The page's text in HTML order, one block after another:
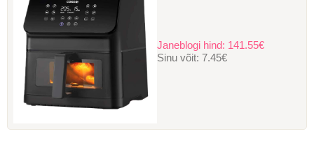
Janeblogi hind: 141.55€
Sinu võit: 7.45€